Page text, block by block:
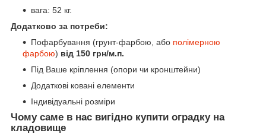
вага: 52 кг.
Додатково за потреби:
Пофарбування (грунт-фарбою, або полімерною
фарбою) від 150 грн/м.п.
Під Ваше кріплення (опори чи кронштейни)
Додаткові ковані елементи
Індивідуальні розміри
Чому саме в нас вигідно купити оградку на
кладовище